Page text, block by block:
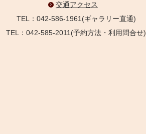
交通アクセス
TEL：042-586-1961(ギャラリー直通)
：042-585-2011(予約方法・利用問合せ)